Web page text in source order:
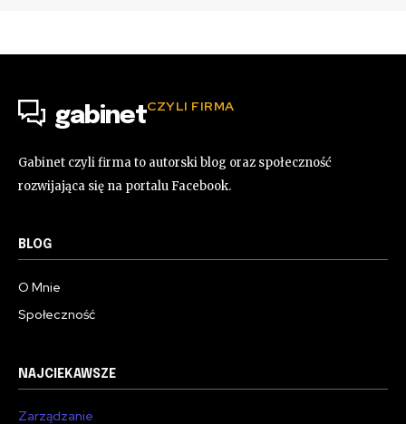
gabinetCZYLI FIRMA
Gabinet czyli firma to autorski blog oraz społeczność
rozwijająca się na portalu Facebook.
BLOG
O Mnie
Społeczność
NAJCIEKAWSZE
Zarządzanie